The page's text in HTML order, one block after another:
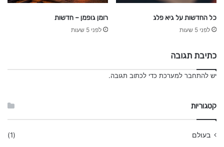
כל החדשות על גיא פלג
לפני 5 שעות
רומן גופמן – חדשות
לפני 5 שעות
כתיבת תגובה
יש להתחבר למערכת כדי לכתוב תגובה.
קטגוריות
בעולם
(1)